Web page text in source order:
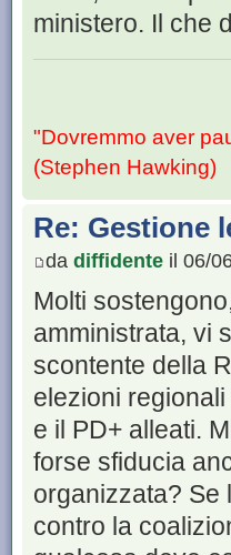
ministero. Il che
"Dovremmo aver
(Stephen Hawking)
Re: Gestione
da diffidente il 06/
Molti
amministrata, vi
scontente della
elezioni
e il PD+ alleati.
forse sfiducia
organizzata? Se
contro la